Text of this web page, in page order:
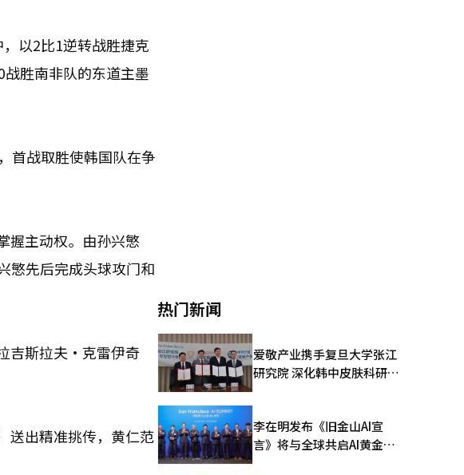
以2比1逆转战胜捷克
胜南非队的东道主墨
首战取胜使韩国队在争
握主动权。由孙兴慜
慜先后完成头球攻门和
吉斯拉夫·克雷伊奇
送出精准挑传，黄仁范
热门新闻
爱敬产业携手复旦大学张江
研究院 深化韩中皮肤科研合
李在明发布《旧金山AI宣
言》将与全球共启AI黄金时